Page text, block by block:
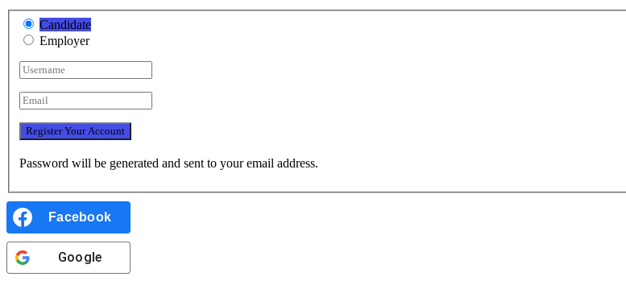
Candidate
Employer
Password will be generated and sent to your email address.
Facebook
Google